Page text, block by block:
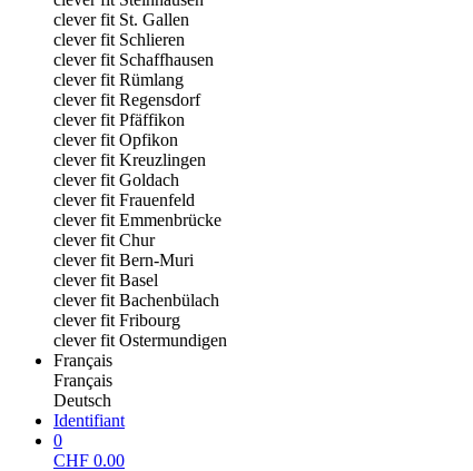
clever fit St. Gallen
clever fit Schlieren
clever fit Schaffhausen
clever fit Rümlang
clever fit Regensdorf
clever fit Pfäffikon
clever fit Opfikon
clever fit Kreuzlingen
clever fit Goldach
clever fit Frauenfeld
clever fit Emmenbrücke
clever fit Chur
clever fit Bern-Muri
clever fit Basel
clever fit Bachenbülach
clever fit Fribourg
clever fit Ostermundigen
Français
Français
Deutsch
Identifiant
0
CHF 0.00